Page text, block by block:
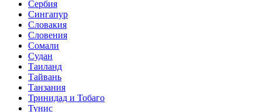
Сербия
Сингапур
Словакия
Словения
Сомали
Судан
Таиланд
Тайвань
Танзания
Тринидад и Тобаго
Тунис